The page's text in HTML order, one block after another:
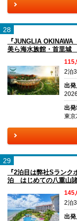
28
『JUNGLIA
美ら海水族館・首里城
2泊3
出発
出
東
29
『2泊目は弊社Sラン
泊 はじめての八重山
2泊3
出発